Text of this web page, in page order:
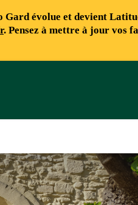
Gard évolue et devient
. Pensez à mettre à jour vos